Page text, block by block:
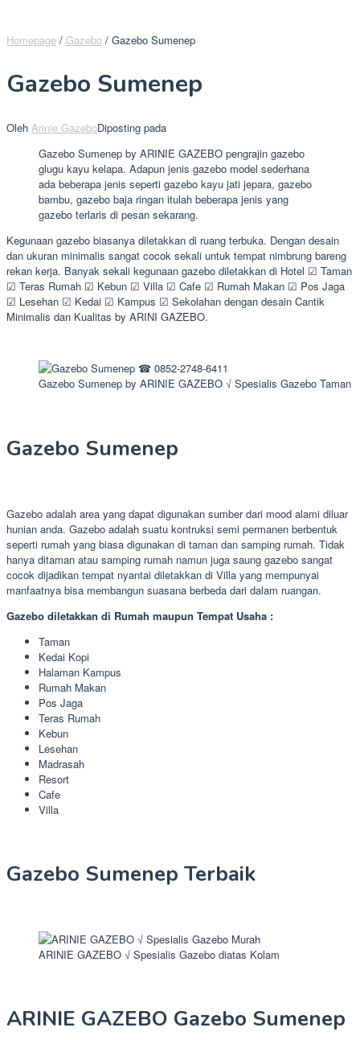
Homepage / Gazebo / Gazebo Sumenep
Gazebo Sumenep
Oleh Arinie GazeboDiposting pada
Gazebo Sumenep by ARINIE GAZEBO pengrajin gazebo
glugu kayu kelapa. Adapun jenis gazebo model sederhana
ada beberapa jenis seperti gazebo kayu jati jepara, gazebo
bambu, gazebo baja ringan itulah beberapa jenis yang
gazebo terlaris di pesan sekarang.
Kegunaan gazebo biasanya diletakkan di ruang terbuka. Dengan desain
dan ukuran minimalis sangat cocok sekali untuk tempat nimbrung bareng
rekan kerja. Banyak sekali kegunaan gazebo diletakkan di Hotel ☑ Taman
☑ Teras Rumah ☑ Kebun ☑ Villa ☑ Cafe ☑ Rumah Makan ☑ Pos Jaga
☑ Lesehan ☑ Kedai ☑ Kampus ☑ Sekolahan dengan desain Cantik
Minimalis dan Kualitas by ARINI GAZEBO.
Gazebo Sumenep by ARINIE GAZEBO √ Spesialis Gazebo Taman
Gazebo Sumenep
Gazebo adalah area yang dapat digunakan sumber dari mood alami diluar
hunian anda. Gazebo adalah suatu kontruksi semi permanen berbentuk
seperti rumah yang biasa digunakan di taman dan samping rumah. Tidak
hanya ditaman atau samping rumah namun juga saung gazebo sangat
cocok dijadikan tempat nyantai diletakkan di Villa yang mempunyai
manfaatnya bisa membangun suasana berbeda dari dalam ruangan.
Gazebo diletakkan di Rumah maupun Tempat Usaha :
Taman
Kedai Kopi
Halaman Kampus
Rumah Makan
Pos Jaga
Teras Rumah
Kebun
Lesehan
Madrasah
Resort
Cafe
Villa
Gazebo Sumenep Terbaik
ARINIE GAZEBO √ Spesialis Gazebo diatas Kolam
ARINIE GAZEBO Gazebo Sumenep